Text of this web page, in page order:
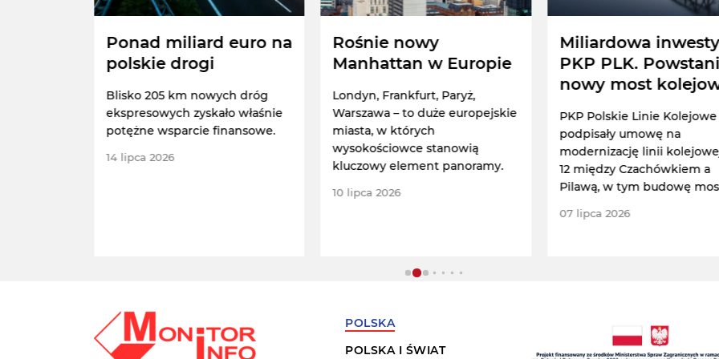
Ponad miliard euro na
polskie drogi
Blisko 205 km nowych dróg
ekspresowych zyskało właśnie
potężne wsparcie finansowe.
14 lipca 2026
Rośnie nowy
Manhattan w Europie
Londyn, Frankfurt, Paryż,
Warszawa – to duże europejskie
miasta, w których
wysokościowce stanowią
kluczowy element panoramy.
10 lipca 2026
Miliardowa
PKP PLK.
nowy most
PKP Polskie Linie Kolejowe
podpisały umowę na
modernizację linii
12 między Czachówkiem a
Pilawą, w tym budowę
07 lipca 2026
POLSKA
POLSKA I ŚWIAT